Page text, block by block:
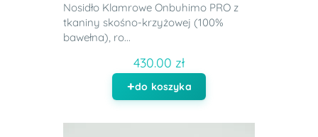
Nosidło Klamrowe Onbuhimo PRO z
tkaniny skośno-krzyżowej (100%
bawełna), ro...
430.00 zł
do koszyka